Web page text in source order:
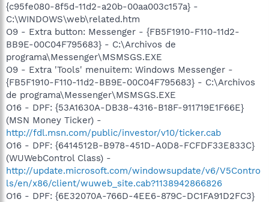
{c95fe080-8f5d-11d2-a20b-00aa003c157a} -
C:\WINDOWS\web\related.htm
O9 - Extra button: Messenger - {FB5F1910-F110-11d2-
BB9E-00C04F795683} - C:\Archivos de
programa\Messenger\MSMSGS.EXE
O9 - Extra 'Tools' menuitem: Windows Messenger -
{FB5F1910-F110-11d2-BB9E-00C04F795683} - C:\Archivos
de programa\Messenger\MSMSGS.EXE
O16 - DPF: {53A1630A-DB38-4316-B18F-911719E1F66E}
(MSN Money Ticker) -
http://fdl.msn.com/public/investor/v10/ticker.cab
O16 - DPF: {6414512B-B978-451D-A0D8-FCFDF33E833C}
(WUWebControl Class) -
http://update.microsoft.com/windowsupdate/v6/V5Contro
ls/en/x86/client/wuweb_site.cab?1138942866826
O16 - DPF: {6E32070A-766D-4EE6-879C-DC1FA91D2FC3}